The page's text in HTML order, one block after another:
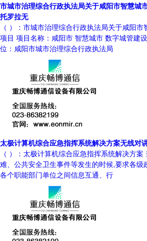
市城市治理综合行政执法局关于咸阳市智慧城
托罗拉无
（ ）：市城市治理综合行政执法局关于咸阳
项目 项目名称：咸阳市 智慧城市 数字城管建
位：咸阳市城市治理综合行政执法局
太极计算机综合应急指挥系统解决方案无线对
（ ）：太极计算机综合应急指挥系统解决方
难、公共安全卫生事件等发生的时候,要求各级
各个职能部门单位之间信息互通、行